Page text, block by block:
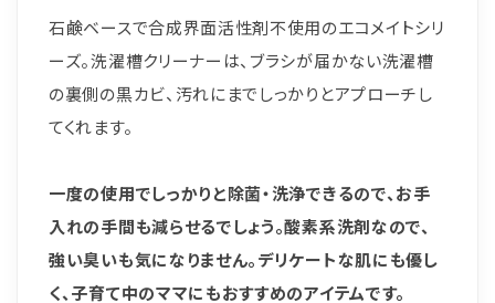
石鹸ベースで合成界面活性剤不使用のエコメイトシリ
ーズ。洗濯槽クリーナーは、ブラシが届かない洗濯槽
の裏側の黒カビ、汚れにまでしっかりとアプローチし
てくれます。
一度の使用でしっかりと除菌・洗浄できるので、お手
入れの手間も減らせるでしょう。酸素系洗剤なので、
強い臭いも気になりません。デリケートな肌にも優し
く、子育て中のママにもおすすめのアイテムです。